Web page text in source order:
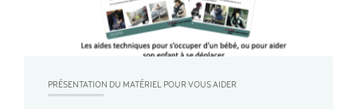
PRÉSENTATION DU MATÉRIEL POUR VOUS AIDER